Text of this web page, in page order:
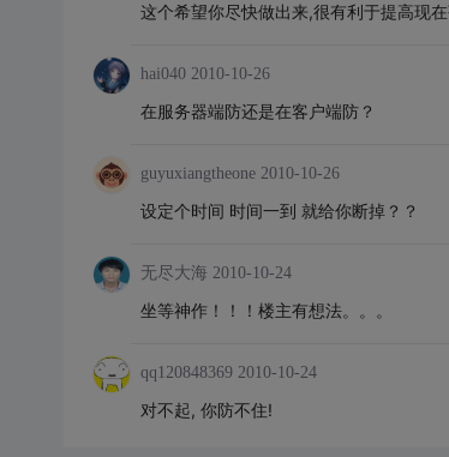
这个希望你尽快做出来,很有利于提高现
hai040 2010-10-26
在服务器端防还是在客户端防？
guyuxiangtheone 2010-10-26
设定个时间 时间一到 就给你断掉？？
无尽大海 2010-10-24
坐等神作！！！楼主有想法。。。
qq120848369 2010-10-24
对不起, 你防不住!